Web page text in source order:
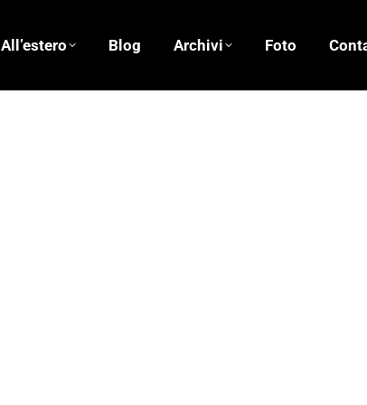
All’estero Blog Archivi Foto